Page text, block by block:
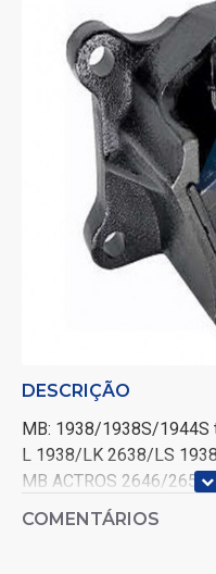
DESCRIÇÃO
MB: 1938/1938S/1944S
L 1938/LK 2638/LS
MB ACTROS 2646/2651
Largura do coxim 114
COMENTÁRIOS